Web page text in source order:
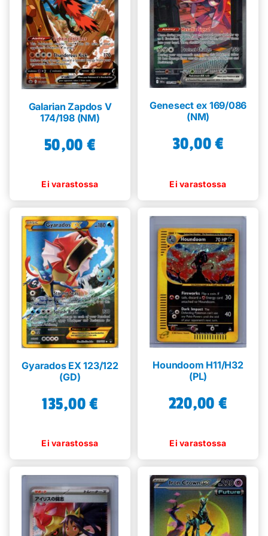
Galarian Zapdos V
174/198 (NM)
50,00 €
Genesect ex 169/086
(NM)
30,00€
Gyarados EX 123/122
(GD)
135,00€
Houndoom H11/H32
(PL)
220,00 €